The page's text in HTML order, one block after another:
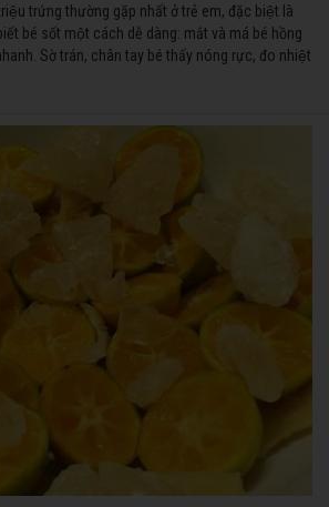
trứng thường gặp nhất ở trẻ em, đặc biệt là
bé sốt một cách dễ dàng: mắt và má bé hồng
Sờ trán, chân tay bé thấy nóng rực, đo nhiệt